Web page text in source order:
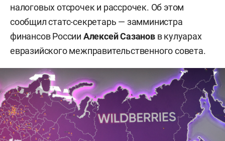
налоговых отсрочек и рассрочек. Об этом
сообщил статс-секретарь — замминистра
финансов России Алексей Сазановв кулуарах
евразийского межправительственного совета.